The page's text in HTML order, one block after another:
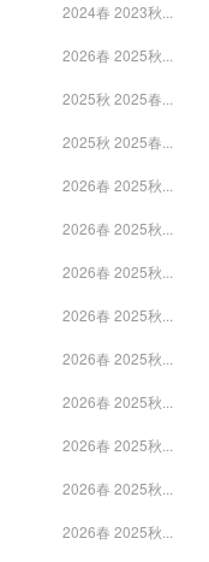
2024春 2023秋...
2026春 2025秋...
2025秋 2025春...
2025秋 2025春...
2026春 2025秋...
2026春 2025秋...
2026春 2025秋...
2026春 2025秋...
2026春 2025秋...
2026春 2025秋...
2026春 2025秋...
2026春 2025秋...
2026春 2025秋...